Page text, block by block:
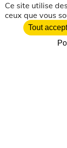
Ce site utilise
ceux que vous
Tout
NOS